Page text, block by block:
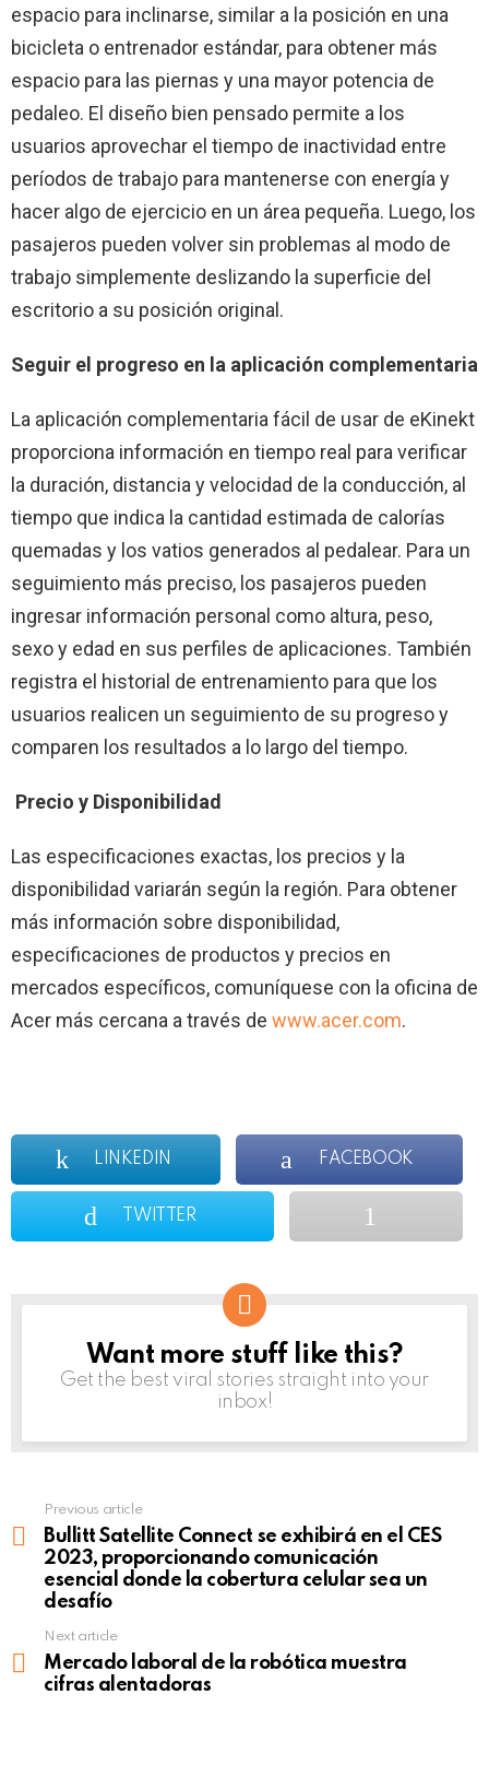
espacio para inclinarse, similar a la posición en una
bicicleta o entrenador estándar, para obtener más
espacio para las piernas y una mayor potencia de
pedaleo. El diseño bien pensado permite a los
usuarios aprovechar el tiempo de inactividad entre
períodos de trabajo para mantenerse con energía y
hacer algo de ejercicio en un área pequeña. Luego, los
pasajeros pueden volver sin problemas al modo de
trabajo simplemente deslizando la superficie del
escritorio a su posición original.
Seguir el progreso en la aplicación complementaria
La aplicación complementaria fácil de usar de eKinekt
proporciona información en tiempo real para verificar
la duración, distancia y velocidad de la conducción, al
tiempo que indica la cantidad estimada de calorías
quemadas y los vatios generados al pedalear. Para un
seguimiento más preciso, los pasajeros pueden
ingresar información personal como altura, peso,
sexo y edad en sus perfiles de aplicaciones. También
registra el historial de entrenamiento para que los
usuarios realicen un seguimiento de su progreso y
comparen los resultados a lo largo del tiempo.
Precio y Disponibilidad
Las especificaciones exactas, los precios y la
disponibilidad variarán según la región. Para obtener
más información sobre disponibilidad,
especificaciones de productos y precios en
mercados específicos, comuníquese con la oficina de
Acer más cercana a través de www.acer.com.
LINKEDIN FACEBOOK
TWITTER
NEWSLETTER
Want more stuff like this?
Get the best viral stories straight into your
inbox!
more
Previous article
Bullitt Satellite Connect se exhibirá en el CES
2023, proporcionando comunicación
esencial donde la cobertura celular sea un
desafío
Next article
Mercado laboral de la robótica muestra
cifras alentadoras